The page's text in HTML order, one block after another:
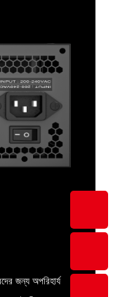
জন্য অপরিহার্য